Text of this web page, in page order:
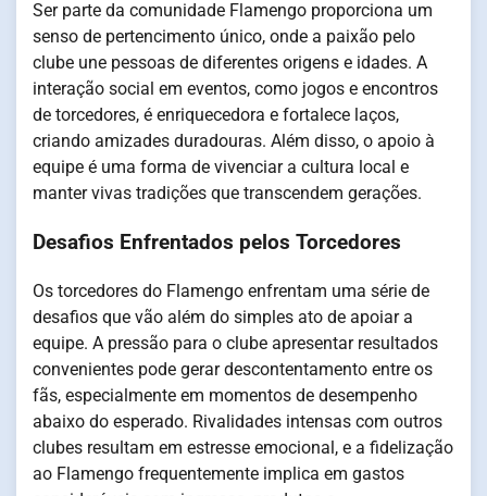
Ser parte da comunidade Flamengo proporciona um
senso de pertencimento único, onde a paixão pelo
clube une pessoas de diferentes origens e idades. A
interação social em eventos, como jogos e encontros
de torcedores, é enriquecedora e fortalece laços,
criando amizades duradouras. Além disso, o apoio à
equipe é uma forma de vivenciar a cultura local e
manter vivas tradições que transcendem gerações.
Desafios Enfrentados pelos Torcedores
Os torcedores do Flamengo enfrentam uma série de
desafios que vão além do simples ato de apoiar a
equipe. A pressão para o clube apresentar resultados
convenientes pode gerar descontentamento entre os
fãs, especialmente em momentos de desempenho
abaixo do esperado. Rivalidades intensas com outros
clubes resultam em estresse emocional, e a fidelização
ao Flamengo frequentemente implica em gastos